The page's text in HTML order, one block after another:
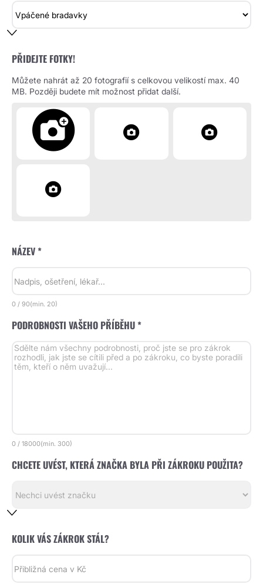
PŘIDEJTE FOTKY!
Můžete nahrát až 20 fotografií s celkovou velikostí max. 40
MB. Později budete mít možnost přidat další.
NÁZEV *
0 / 90(min. 20)
PODROBNOSTI VAŠEHO PŘÍBĚHU *
0 / 18000(min. 300)
CHCETE UVÉST, KTERÁ ZNAČKA BYLA PŘI ZÁKROKU POUŽITA?
KOLIK VÁS ZÁKROK STÁL?